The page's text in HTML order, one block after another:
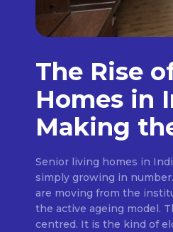
The Rise
Homes in
Making
Senior living homes in
simply growing in
are moving from the
the active ageing model.
centred. It is the kind of